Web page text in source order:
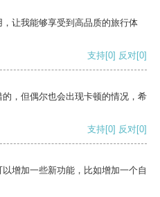
让我能够享受到高品质的旅行体
支持[0] 反对[0]
，但偶尔也会出现卡顿的情况，希
支持[0] 反对[0]
增加一些新功能，比如增加一个自